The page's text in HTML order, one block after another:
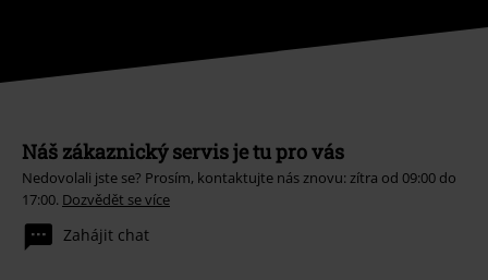
Náš zákaznický servis je tu pro vás
Nedovolali jste se? Prosím, kontaktujte nás znovu: zítra od 09:00 do
17:00. Dozvědět se více
Zahájit chat